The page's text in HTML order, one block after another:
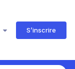
S’inscrire